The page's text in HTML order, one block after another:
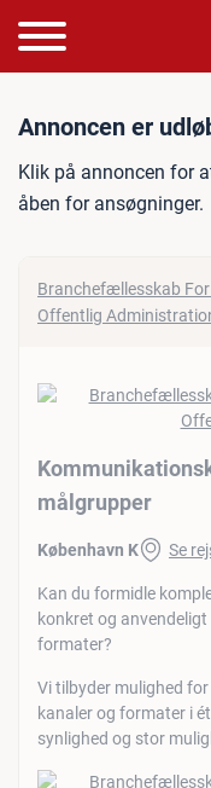
Annoncen er
Klik på annoncen for
åben for ansøgninger.
Branchefællesskab
Offentlig
målgrupper
København K Se
Kan du formidle
konkret og
formater?
Vi tilbyder mulighed
kanaler og formater i
synlighed og stor